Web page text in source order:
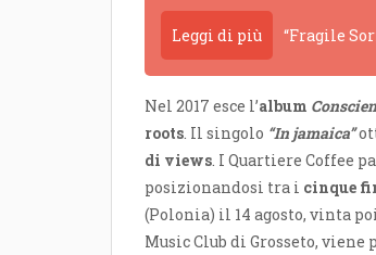
Leggi di più “Fragile
Nel 2017 esce l’album
roots . Il singolo “In jamaica”
di views . I Quartiere Coffee
posizionandosi tra i cinque
(Polonia) il 14 agosto, vinta
Music Club di Grosseto,